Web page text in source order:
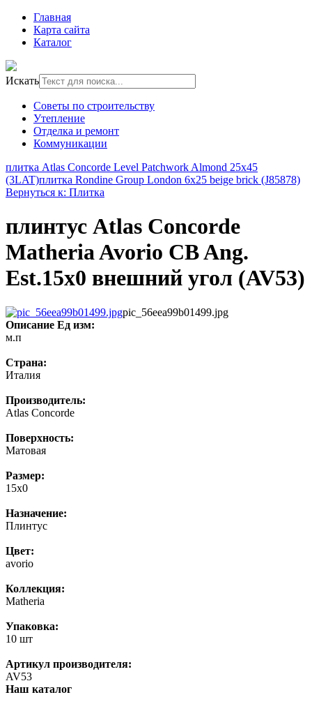
Главная
Карта сайта
Каталог
Искать
Советы по строительству
Утепление
Отделка и ремонт
Коммуникации
плитка Atlas Concorde Level Patchwork Almond 25x45
(3LAT)плитка Rondine Group London 6x25 beige brick (J85878)
Вернуться к: Плитка
плинтус Atlas Concorde
Matheria Avorio CB Ang.
Est.15x0 внешний угол (AV53)
pic_56eea99b01499.jpg
Описание Ед изм:
м.п
Страна:
Италия
Производитель:
Atlas Concorde
Поверхность:
Матовая
Размер:
15x0
Назначение:
Плинтус
Цвет:
avorio
Коллекция:
Matheria
Упаковка:
10 шт
Артикул производителя:
AV53
Наш каталог